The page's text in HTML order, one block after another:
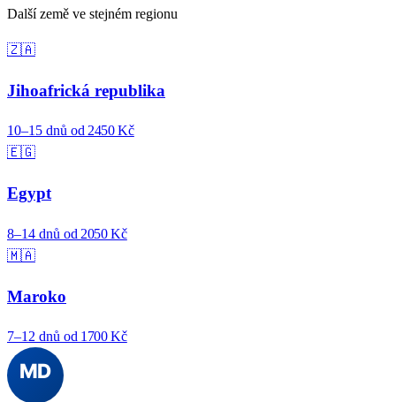
Další země ve stejném regionu
🇿🇦
Jihoafrická republika
10–15 dnů od 2450 Kč
🇪🇬
Egypt
8–14 dnů od 2050 Kč
🇲🇦
Maroko
7–12 dnů od 1700 Kč